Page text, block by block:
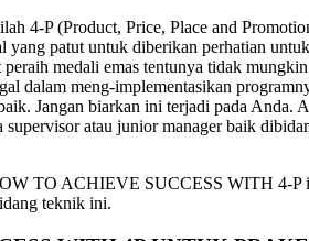
4-P (Product, Price, Place and
patut untuk diberikan perhatian
medali emas tentunya tidak
dalam meng-implementasikan
Jangan biarkan ini terjadi pada
atau junior manager baik
TO ACHIEVE SUCCESS WITH 4-P
teknik ini.